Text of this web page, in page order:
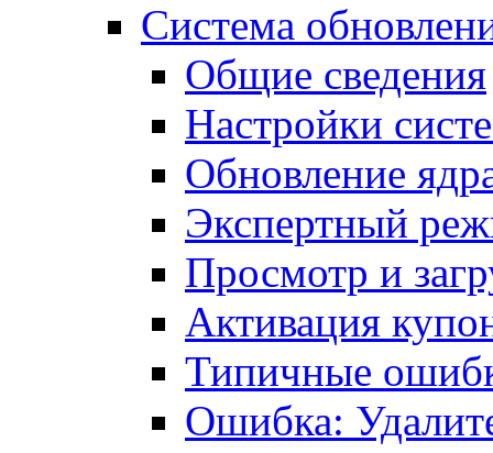
Система
Общие сведения
Настройки
Обновление
Экспертный
Просмотр и
Активация
Типичные
Ошибка: